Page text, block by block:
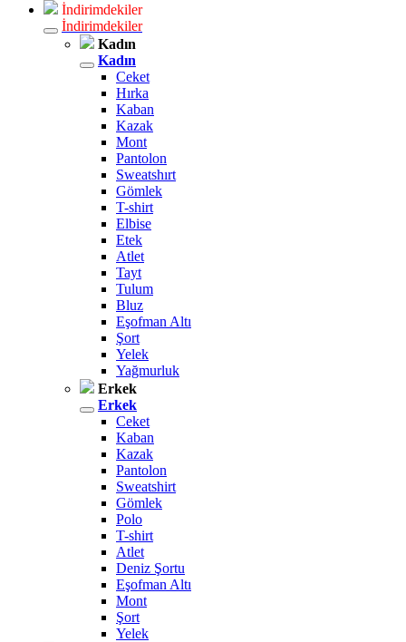
İndirimdekiler
İndirimdekiler
Kadın
Kadın
Ceket
Hırka
Kaban
Kazak
Mont
Pantolon
Sweatshırt
Gömlek
T-shirt
Elbise
Etek
Atlet
Tayt
Tulum
Bluz
Eşofman Altı
Şort
Yelek
Yağmurluk
Erkek
Erkek
Ceket
Kaban
Kazak
Pantolon
Sweatshirt
Gömlek
Polo
T-shirt
Atlet
Deniz Şortu
Eşofman Altı
Mont
Şort
Yelek